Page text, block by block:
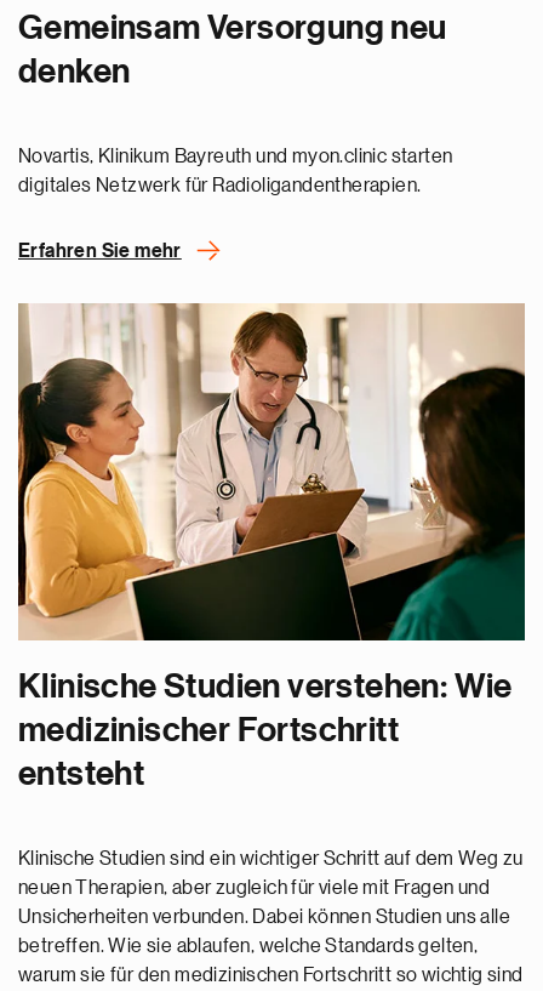
Gemeinsam Versorgung neu
denken
Novartis, Klinikum Bayreuth und myon.clinic starten
digitales Netzwerk für Radioligandentherapien.
Erfahren Sie mehr
Klinische Studien verstehen: Wie
medizinischer Fortschritt
entsteht
Klinische Studien sind ein wichtiger Schritt auf dem Weg zu
neuen Therapien, aber zugleich für viele mit Fragen und
Unsicherheiten verbunden. Dabei können Studien uns alle
betreffen. Wie sie ablaufen, welche Standards gelten,
warum sie für den medizinischen Fortschritt so wichtig sind